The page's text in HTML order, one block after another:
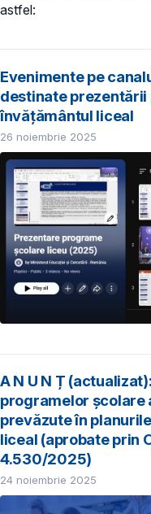
astfel:
Evenimente pe
destinate
învățământul liceal
26 noiembrie 2025
A N U N Ț
programelor școlare
prevăzute în
liceal (aprobate prin
4.530/2025)
24 noiembrie 2025